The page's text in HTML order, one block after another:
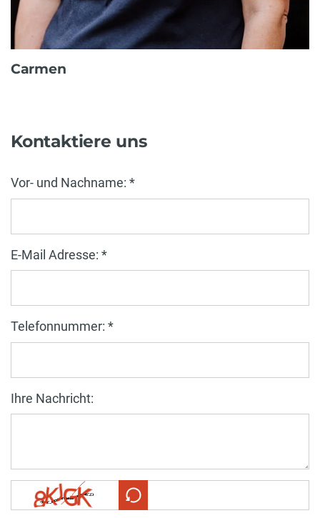
Carmen
Kontaktiere uns
Vor- und Nachname: *
E-Mail Adresse: *
Telefonnummer: *
Ihre Nachricht: